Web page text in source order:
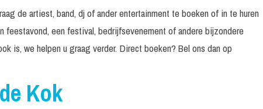
de artiest, band, dj of ander entertainment te boeken of in te huren
feestavond, een festival, bedrijfsevenement of andere bijzondere
is, we helpen u graag verder. Direct boeken? Bel ons dan op
Kok